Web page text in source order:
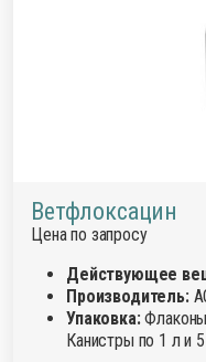
Ветфлоксацин
Цена по запросу
Действующее
Производитель:
Упаковка:Флаконы
Канистры по 1 л и